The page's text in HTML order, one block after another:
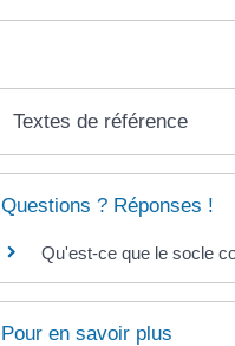
Textes de référence
Questions ? Réponses !
Qu'est-ce que le socle
Pour en savoir plus